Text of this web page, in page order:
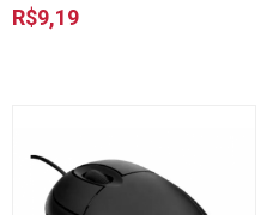
R$9,19